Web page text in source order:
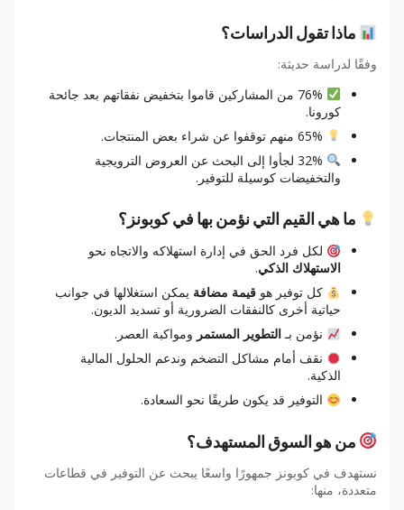
ماذا تقول الدراسات؟
وفقًا لدراسة حديثة:
76% من المشاركين قاموا بتخفيض نفقاتهم بعد جائحة
كورونا.
32% لجأوا إلى البحث عن العروض الترويجية
والتخفيضات كوسيلة للتوفير.
ما هي القيم التي نؤمن بها في كوبونز؟
لكل فرد الحق في إدارة استهلاكه والاتجاه نحو
الاستهلاك الذكي.
كل توفير هو قيمة مضافة يمكن استغلالها في جوانب
حياتية أخرى كالنفقات الضرورية أو تسديد الديون.
نؤمن بـالتطوير المستمر ومواكبة العصر.
نقف أمام مشاكل التضخم وندعم الحلول المالية
الذكية.
التوفير قد يكون طريقًا نحو السعادة.
من هو السوق المستهدف؟
نستهدف في كوبونز جمهورًا واسعًا يبحث عن التوفير في قطاعات
متعددة، منها: